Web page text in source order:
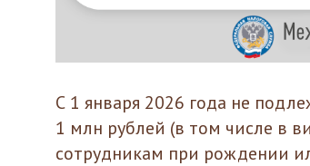
С 1 января 2026 года не
1 млн рублей (в том числе в
сотрудникам при рождении